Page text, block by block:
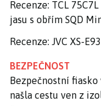
Recenze: TCL
jasu s obřím SQD
Recenze: JVC XS-
BEZPEČNOST
Bezpečnostní
našla cestu ven z